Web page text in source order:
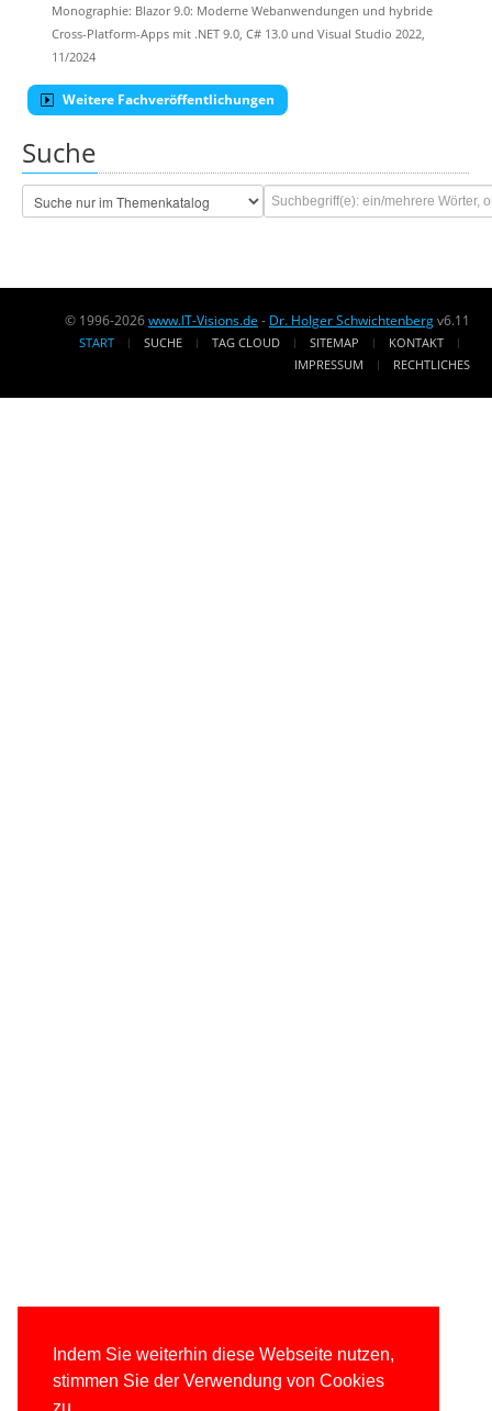
Indem Sie weiterhin diese Webseite nutzen,
stimmen Sie der Verwendung von Cookies
Monographie: Blazor 9.0: Moderne Webanwendungen und hybride
Cross-Platform-Apps mit .NET 9.0, C# 13.0 und Visual Studio 2022,
11/2024
Weitere Fachveröffentlichungen
Suche
© 1996-2026www.IT-Visions.de - Dr. Holger Schwichtenbergv6.11
START SUCHE TAG CLOUD SITEMAP
KONTAKT
IMPRESSUM
RECHTLICHES